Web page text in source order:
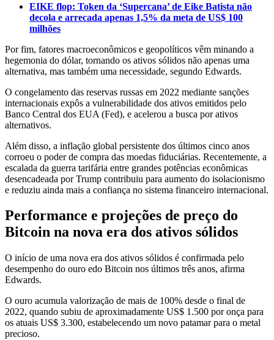
EIKE flop: Token da ‘Supercana’ de Eike Batista não
decola e arrecada apenas 1,5% da meta de US$ 100
milhões
Por fim, fatores macroeconômicos e geopolíticos vêm minando a
hegemonia do dólar, tornando os ativos sólidos não apenas uma
alternativa, mas também uma necessidade, segundo Edwards.
O congelamento das reservas russas em 2022 mediante sanções
internacionais expôs a vulnerabilidade dos ativos emitidos pelo
Banco Central dos EUA (Fed), e acelerou a busca por ativos
alternativos.
Além disso, a inflação global persistente dos últimos cinco anos
corroeu o poder de compra das moedas fiduciárias. Recentemente, a
escalada da guerra tarifária entre grandes potências econômicas
desencadeada por Trump contribuiu para aumento do isolacionismo
e reduziu ainda mais a confiança no sistema financeiro internacional.
Performance e projeções de preço do
Bitcoin na nova era dos ativos sólidos
O início de uma nova era dos ativos sólidos é confirmada pelo
desempenho do ouro edo Bitcoin nos últimos três anos, afirma
Edwards.
O ouro acumula valorização de mais de 100% desde o final de
2022, quando subiu de aproximadamente US$ 1.500 por onça para
os atuais US$ 3.300, estabelecendo um novo patamar para o metal
precioso.